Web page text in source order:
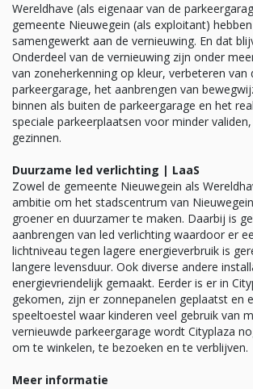
Wereldhave (als eigenaar van de
gemeente Nieuwegein (als exploitant)
samengewerkt aan de vernieuwing. En dat
Onderdeel van de vernieuwing zijn onder
van zoneherkenning op kleur, verbeteren van
parkeergarage, het aanbrengen van
binnen als buiten de parkeergarage en het
speciale parkeerplaatsen voor minder
gezinnen.
Duurzame led verlichting | LaaS
Zowel de gemeente Nieuwegein als
ambitie om het stadscentrum van
groener en duurzamer te maken. Daarbij is
aanbrengen van led verlichting waardoor er
lichtniveau tegen lagere energieverbruik is
langere levensduur. Ook diverse andere
energievriendelijk gemaakt. Eerder is er in
gekomen, zijn er zonnepanelen geplaatst en
speeltoestel waar kinderen veel gebruik van
vernieuwde parkeergarage wordt Cityplaza
om te winkelen, te bezoeken en te verblijven.
Meer informatie